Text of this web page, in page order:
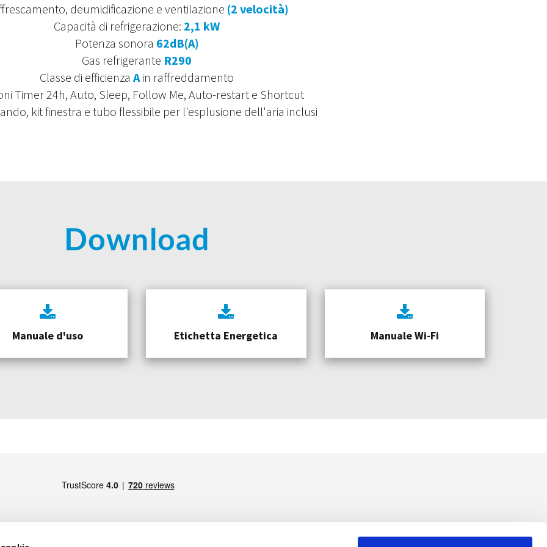
deumidificazione e ventilazione (2 velocità)
Capacità di refrigerazione: 2,1 kW
Potenza sonora 62dB(A)
Gas refrigerante R290
Classe di efficienza Ain raffreddamento
Timer 24h, Auto, Sleep, Follow Me, Auto-restart e Shortcut
kit finestra e tubo flessibile per l'esplusione dell'aria inclusi
Download
Manuale d'uso Etichetta Energetica Manuale Wi-Fi